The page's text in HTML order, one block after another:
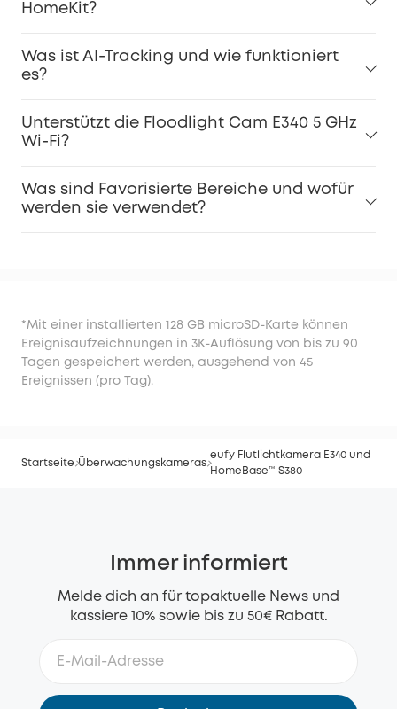
HomeKit?
Was ist AI-Tracking und wie funktioniert
es?
Unterstützt die Floodlight Cam E340 5 GHz
Wi-Fi?
Was sind Favorisierte Bereiche und wofür
werden sie verwendet?
*Mit einer installierten 128 GB microSD-Karte können
Ereignisaufzeichnungen in 3K-Auflösung von bis zu 90
Tagen gespeichert werden, ausgehend von 45
Ereignissen (pro Tag).
Startseite Überwachungskameras
eufy Flutlichtkamera E340 und
HomeBase™ S380
Immer informiert
Melde dich an für topaktuelle News und
kassiere 10% sowie bis zu 50€ Rabatt.